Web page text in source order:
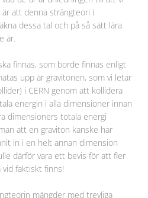
att denna strängteori i
dessa tal och på så sätt lära
är.
finnas, som borde finnas enligt
upp är gravitonen, som vi letar
i CERN genom att kollidera
energin i alla dimensioner innan
dimensioners totala energi
att en graviton kanske har
in i en helt annan dimension
därför vara ett bevis för att fler
vid faktiskt finns!
mängder med trevliga